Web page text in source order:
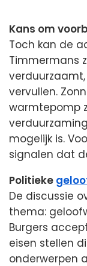
Kans om
Toch kan de
Timmermans
vervullen.
warmtepomp
mogelijk is.
signalen dat
Politieke
De discussie
thema:
Burgers
eisen stellen
onderwerpen